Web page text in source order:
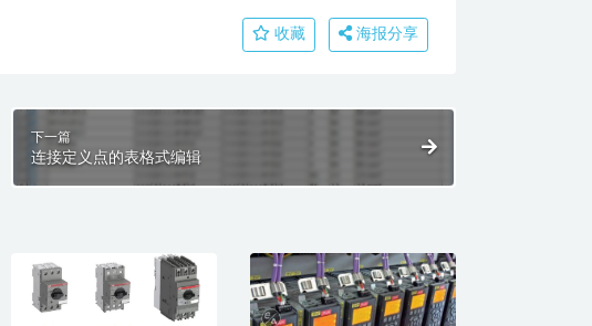
收藏 海报分享
下一篇
连接定义点的表格式编辑